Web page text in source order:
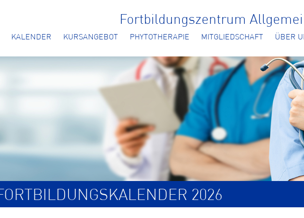
Fortbildungszentrum
KALENDER KURSANGEBOT PHYTOTHERAPIE MITGLIEDSCHAFT ÜBER
2026